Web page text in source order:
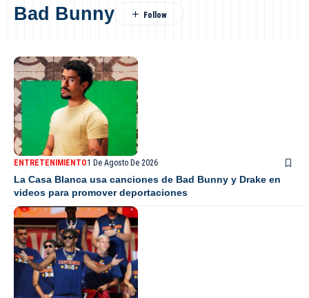
Bad Bunny
ENTRETENIMIENTO1 De Agosto De 2026
La Casa Blanca usa canciones de Bad Bunny y Drake en
videos para promover deportaciones